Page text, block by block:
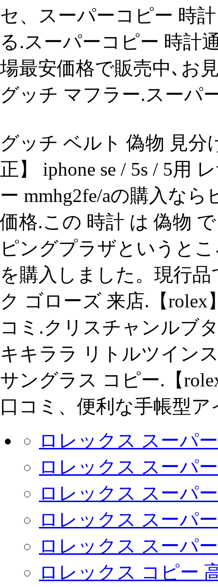
セ、スーパーコピー 時
る.スーパーコピー 時計
場最安価格で販売中､お
グッチ マフラー.スーパ
グッチ ベルト 偽物 見分
正】 iphone se / 5s / 5用
ー mmhg2fe/aの購入な
価格.この 時計 は 偽物
ピングプラザというとこ
を購入しました。現行
ク ゴローズ 来店.【
コミ.クリスチャンルブ
キキララ リトルツイン
サングラス コピー.【
口コミ、便利な手帳型
ロレックス スーパ
ロレックス スーパ
ロレックス スーパ
ロレックス スーパ
ロレックス スーパ
ロレックス コピー